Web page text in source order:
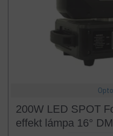
200W LED SPOT
effekt lámpa 16°